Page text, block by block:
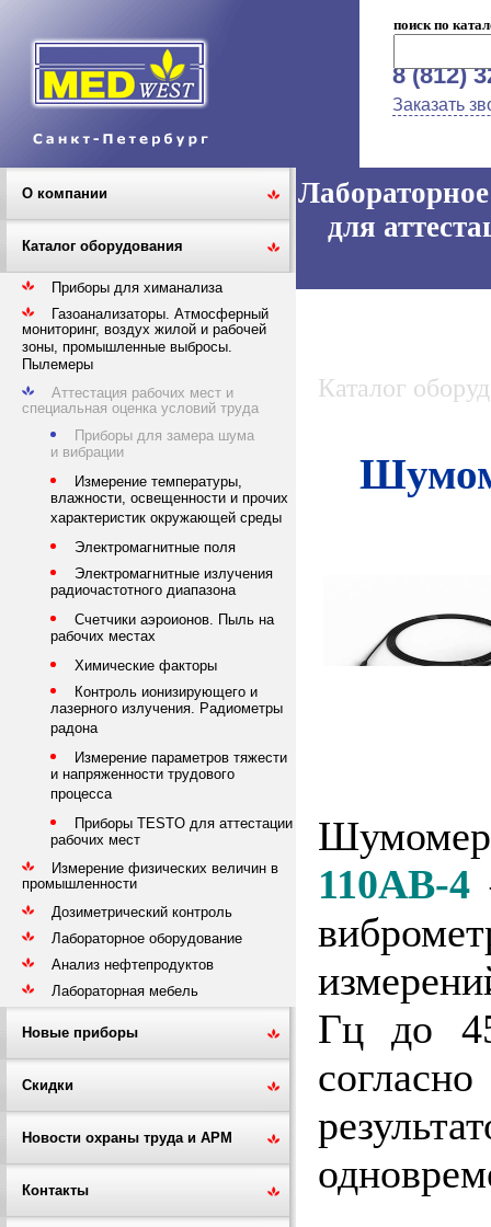
поиск по
8 (812)
Заказать
О компании
Каталог оборудования
Приборы для химанализа
Газоанализаторы. Атмосферный
мониторинг, воздух жилой и рабочей
зоны, промышленные выбросы.
Пылемеры
Аттестация рабочих мест и
специальная оценка условий труда
Приборы для замера шума
и вибрации
Измерение температуры,
влажности, освещенности и прочих
характеристик окружающей среды
Электромагнитные поля
Электромагнитные излучения
радиочастотного диапазона
Счетчики аэроионов. Пыль на
рабочих местах
Химические факторы
Контроль ионизирующего и
лазерного излучения. Радиометры
радона
Измерение параметров тяжести
и напряженности трудового
процесса
Приборы TESTO для аттестации
рабочих мест
Измерение физических величин в
промышленности
Дозиметрический контроль
Лабораторное оборудование
Анализ нефтепродуктов
Лабораторная мебель
Новые приборы
Скидки
Новости охраны труда и АРМ
Контакты
для
Каталог
110АВ-4
Гц до